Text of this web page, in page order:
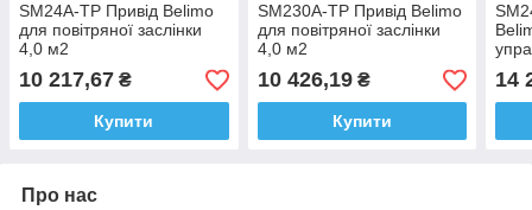
SM24A-TP Привід Belimo
для повітряної заслінки
4,0 м2
10 217,67 ₴
Купити
SM230A-TP Привід Belimo
для повітряної заслінки
4,0 м2
10 426,19₴
Купити
14
Про нас